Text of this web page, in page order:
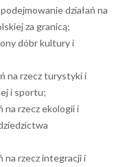
działań na
za granicą;
dóbr kultury i
na rzecz turystyki i
i sportu;
na rzecz ekologii i
na rzecz integracji i